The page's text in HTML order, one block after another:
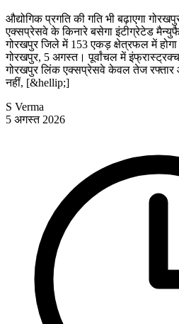
औद्योगिक प्रगति की गति भी बढ़ाएगा
एक्सप्रेसवे के किनारे बसेगा इंटीग्रेटेड
गोरखपुर जिले में 153 एकड़ क्षेत्रफल में
गोरखपुर, 5 अगस्त। पूर्वांचल में
गोरखपुर लिंक एक्सप्रेसवे केवल तेज रफ्तार
नहीं, [&hellip;]
S Verma
5 अगस्त 2026